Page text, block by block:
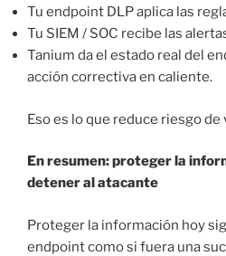
Tu endpoint DLP aplica las
Tu SIEM / SOC recibe las
Tanium da el estado real del
acción correctiva en caliente.
Eso es lo que reduce riesgo de
En resumen: proteger la
detener al atacante
Proteger la información hoy
endpoint como si fuera una